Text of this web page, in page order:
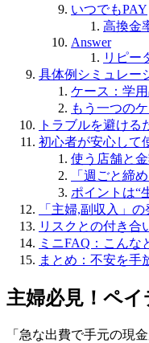
いつでもPAY
高換金
Answer
リピー
具体例シミュレー
ケース：学
もう一つの
トラブルを避ける
初心者が安心して
使う店舗と
「週ごと締
ポイントは“
「主婦,副収入」
リスクとの付き合
ミニFAQ：こんな
まとめ：不安を手
主婦必見！ペ
「急な出費で手元の現